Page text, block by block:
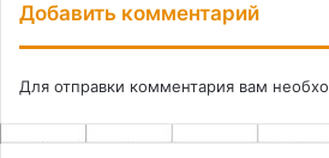
Добавить комментарий
Для отправки комментария вам